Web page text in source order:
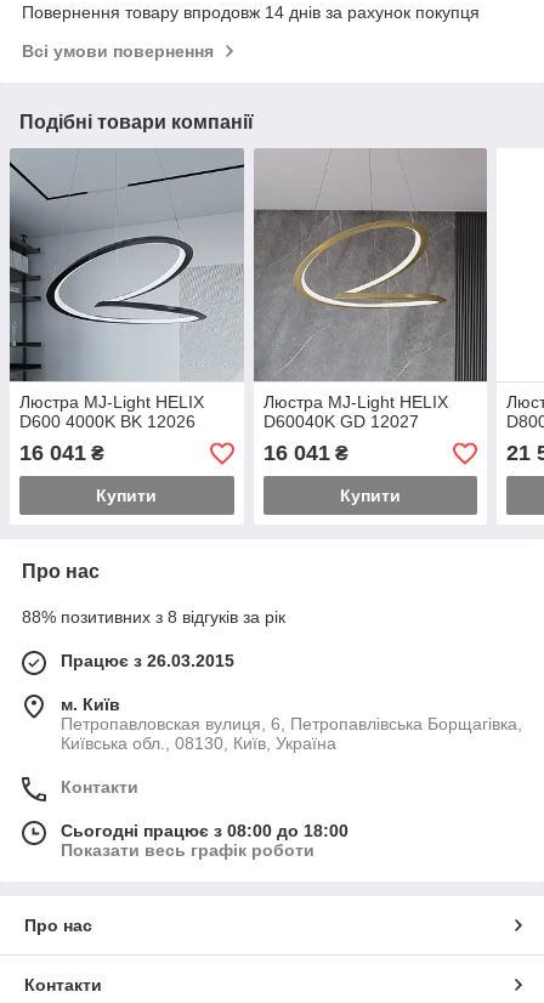
Повернення товару впродовж 14 днів за рахунок покупця
Всі умови повернення
Подібні товари компанії
Люстра MJ-Light HELIX
D600 4000K BK 12026
16 041 ₴
Купити
Люстра MJ-Light HELIX
D60040K GD 12027
16 041₴
Купити
21
Про нас
88% позитивних з 8 відгуків за рік
Працює з 26.03.2015
м. Київ
Петропавловская вулиця, 6, Петропавлівська Борщагівка,
Київська обл., 08130, Київ, Україна
Контакти
Сьогодні працює з 08:00 до 18:00
Показати весь графік роботи
Про нас
Контакти